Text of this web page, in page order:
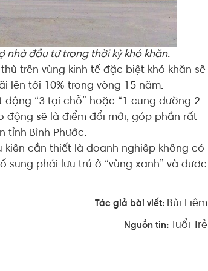
đầu tư trong thời kỳ khó khăn.
trên vùng kinh tế đặc biệt khó khăn sẽ
lên tới 10% trong vòng 15 năm.
“3 tại chỗ” hoặc “1 cung đường 2
động sẽ là điểm đổi mới, góp phần rất
tỉnh Bình Phước.
kiện cần thiết là doanh nghiệp không có
phải lưu trú ở “vùng xanh” và được
Tác giả bài viết: Bùi Liêm
Nguồn tin: Tuổi Trẻ